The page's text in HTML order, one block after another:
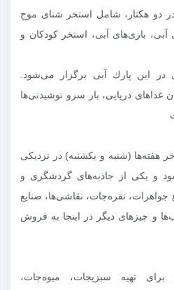
دو هكتار، شامل استخر شنای موج
بازی‌های آبی، استخر كودكان و
در این پارك آبی برگزار می‌شود.
غذاهای دریایی، بار سرو نوشیدنی‌ها
هفته‌ها (شنبه و یكشنبه) در نزدیكی
و یكی از جاذبه‌های گردشگری و
نقره‌جات، نقاشی‌ها، صنایع
و چیزهای دیگر در اینجا به فروش
تهیه سبزیجات، میوه‌جات،